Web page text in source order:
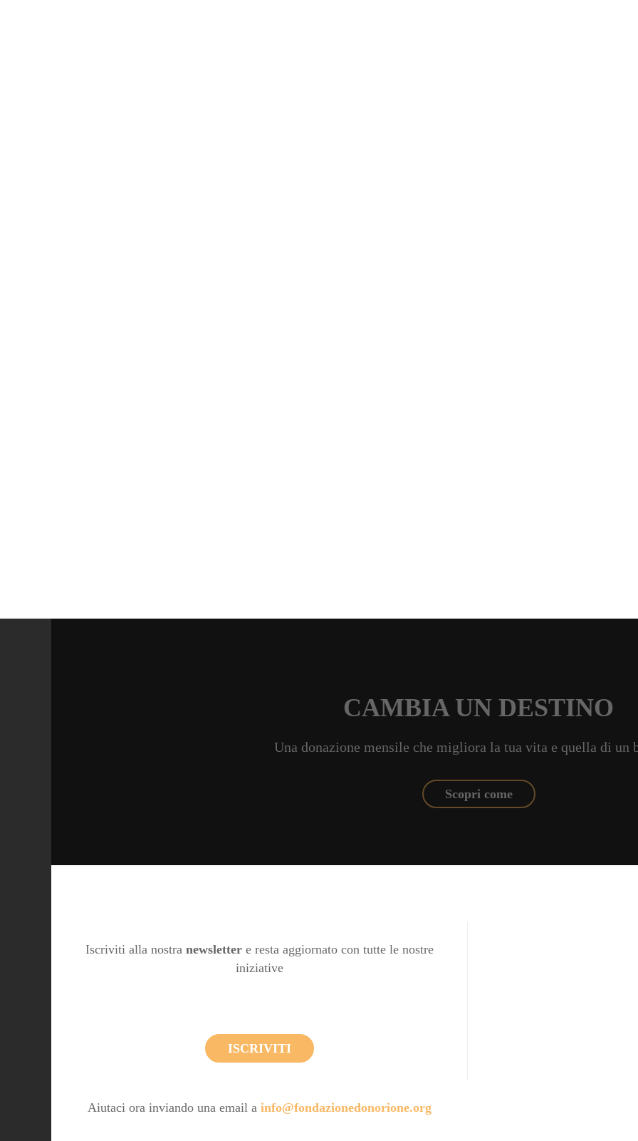
CAMBIA UN DESTINO
Una donazione mensile che migliora la tua vita e quella di un
Scopri come
Iscriviti alla nostra newslettere resta aggiornato con tutte le nostre
iniziative
ISCRIVITI
Aiutaci ora inviando una email a info@fondazionedonorione.org